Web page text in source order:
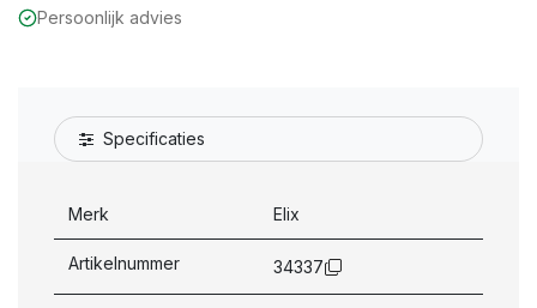
Persoonlijk advies
Specificaties
Merk Elix
Artikelnummer 34337